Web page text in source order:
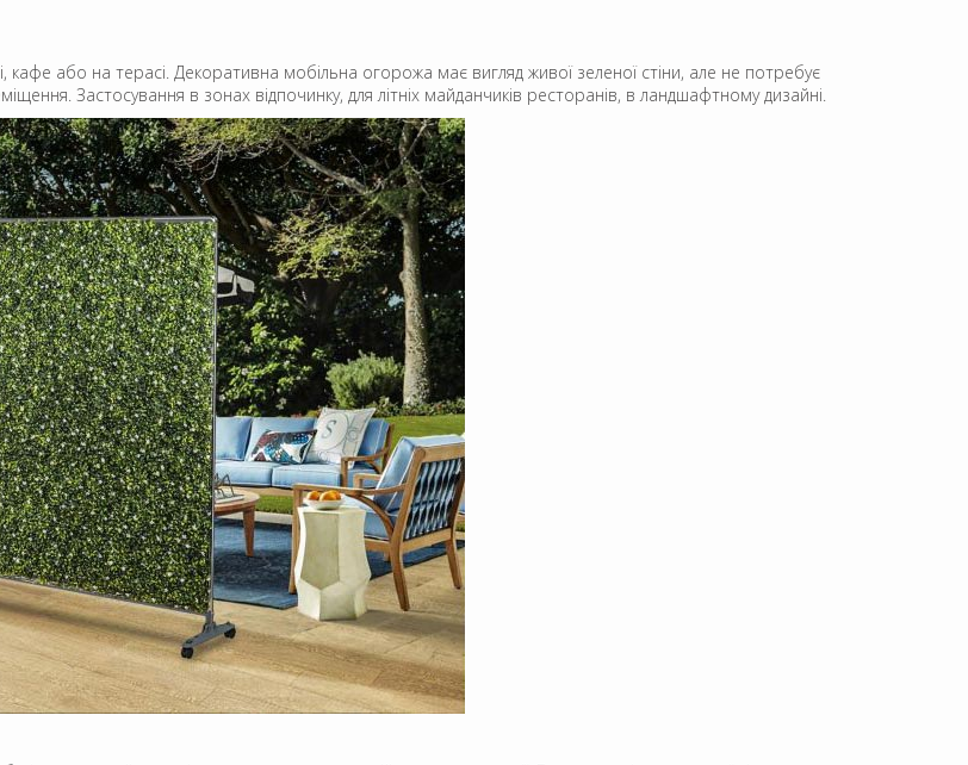
або на терасі. Декоративна мобільна огорожа має вигляд живої зеленої стіни, але не потребує
Застосування в зонах відпочинку, для літніх майданчиків ресторанів, в ландшафтному дизайні.